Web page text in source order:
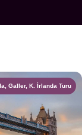
Galler, K. İrlanda Turu